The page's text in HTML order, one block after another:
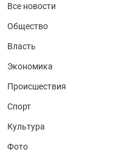
Все новости
Общество
Власть
Экономика
Происшествия
Спорт
Культура
Фото